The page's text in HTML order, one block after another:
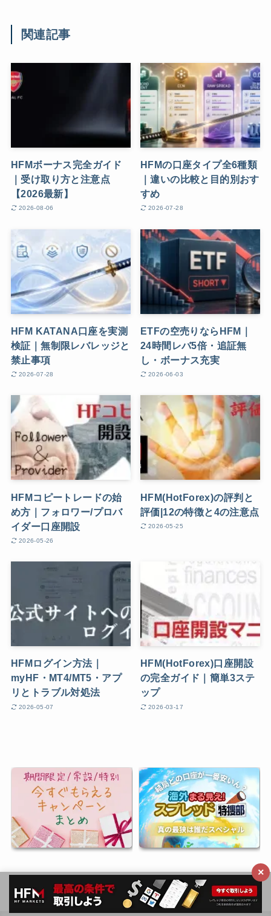
×
関連記事
HFMボーナス完全ガイド
｜受け取り方と注意点
【2026最新】
2026-08-06
HFMの口座タイプ全6種類
｜違いの比較と目的別おす
すめ
2026-07-28
HFM KATANA口座を実測
検証｜無制限レバレッジと
禁止事項
2026-07-28
ETFの空売りならHFM｜
24時間レバ5倍・追証無
し・ボーナス充実
2026-06-03
HFMコピートレードの始
め方｜フォロワー/プロバ
イダー口座開設
2026-05-26
HFM(HotForex)の評判と
評価|12の特徴と4の注意点
2026-05-25
HFMログイン方法｜
myHF・MT4/MT5・アプ
リとトラブル対処法
2026-05-07
HFM(HotForex)口座開設
の完全ガイド｜簡単3ステ
ップ
2026-03-17